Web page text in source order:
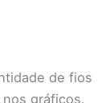
de fios
gráficos.